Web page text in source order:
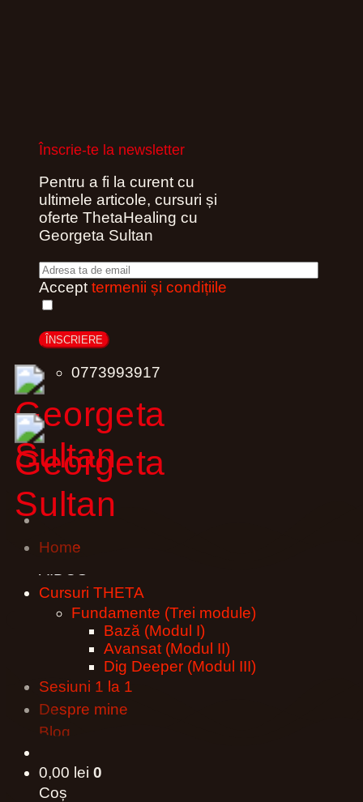
Înscrie-te la newsletter
Pentru a fi la curent cu
ultimele articole, cursuri și
oferte ThetaHealing cu
Georgeta Sultan
Accept termenii și condițiile
0773993917
Home
Cursuri THETA
Fundamente (Trei module)
Bază (Modul I)
Avansat (Modul II)
Dig Deeper (Modul III)
Sesiuni 1 la 1
Despre mine
Blog
0,00 lei 0
Coș